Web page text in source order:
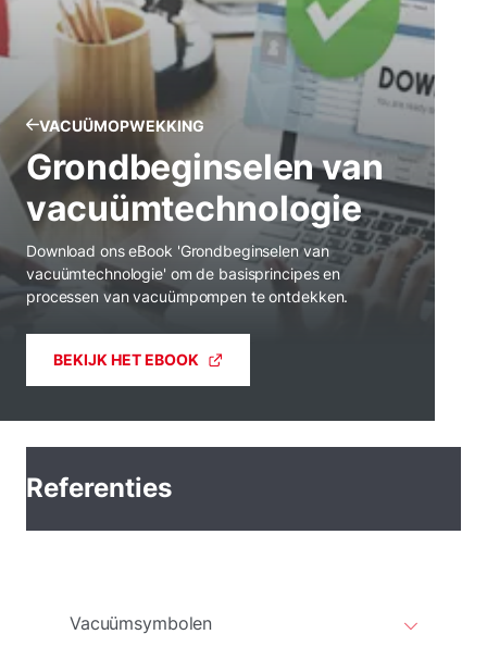
VACUÜMOPWEKKING
Grondbeginselen van
vacuümtechnologie
Download ons eBook 'Grondbeginselen van
vacuümtechnologie' om de basisprincipes en
processen van vacuümpompen te ontdekken.
BEKIJK HET EBOOK
Referenties
Vacuümsymbolen